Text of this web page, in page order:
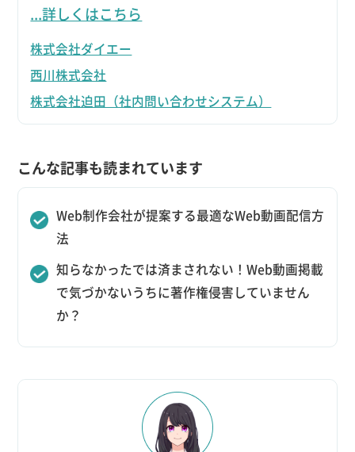
...詳しくはこちら
株式会社ダイエー
西川株式会社
株式会社迫田（社内問い合わせシステム）
こんな記事も読まれています
Web制作会社が提案する最適なWeb動画配信方
法
知らなかったでは済まされない！Web動画掲載
で気づかないうちに著作権侵害していません
か？